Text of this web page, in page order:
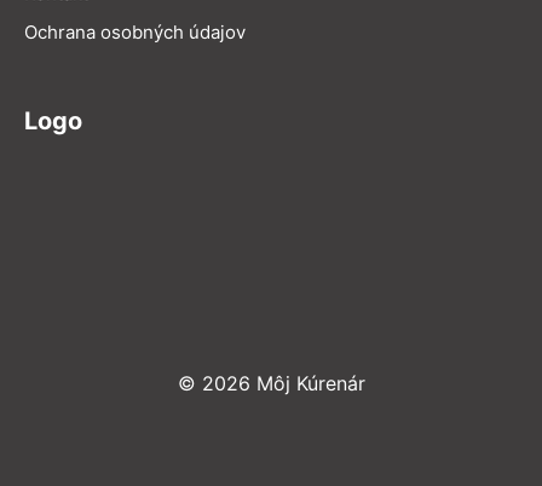
Ochrana osobných údajov
Logo
© 2026 Môj Kúrenár